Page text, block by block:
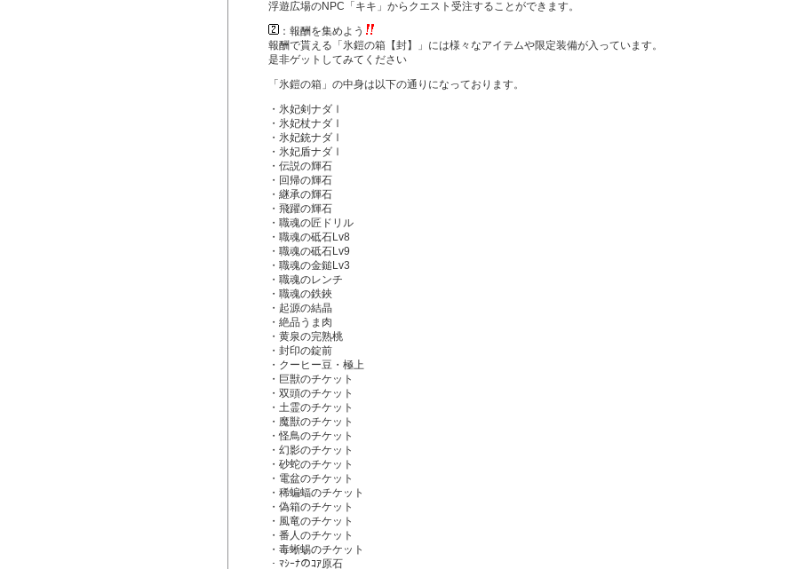
浮遊広場のNPC「キキ」からクエスト受注することができます。
：報酬を集めよう
報酬で貰える「氷鎧の箱【封】」には様々なアイテムや限定装備が入っています。
是非ゲットしてみてください
「氷鎧の箱」の中身は以下の通りになっております。
・氷妃剣ナダⅠ
・氷妃杖ナダⅠ
・氷妃銃ナダⅠ
・氷妃盾ナダⅠ
・伝説の輝石
・回帰の輝石
・継承の輝石
・飛躍の輝石
・職魂の匠ドリル
・職魂の砥石Lv8
・職魂の砥石Lv9
・職魂の金鎚Lv3
・職魂のレンチ
・職魂の鉄鋏
・起源の結晶
・絶品うま肉
・黄泉の完熟桃
・封印の錠前
・クーヒー豆・極上
・巨獣のチケット
・双頭のチケット
・土霊のチケット
・魔獣のチケット
・怪鳥のチケット
・幻影のチケット
・砂蛇のチケット
・電盆のチケット
・稀蝙蝠のチケット
・偽箱のチケット
・風竜のチケット
・番人のチケット
・毒蜥蜴のチケット
・ﾏｼｰﾅのｺｱ原石